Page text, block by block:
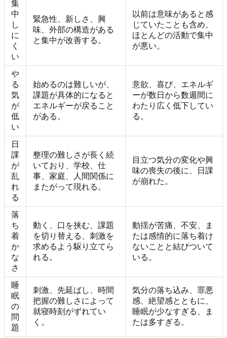
集
中
し
に
く
い
緊急性、新しさ、興
味、外部の構造がある
と集中が改善する。
以前は意味があると感
じていたことも含め、
ほとんどの活動で集中
が悪い。
や
る
気
が
低
い
始めるのは難しいが、
課題が具体的になると
エネルギーが戻ること
がある。
意欲、喜び、エネルギ
ーが数日から数週間に
わたり広く低下してい
る。
日
課
が
乱
れ
る
整理の難しさが長く続
いており、学校、仕
事、家庭、人間関係に
またがって現れる。
目立つ気分の変化や興
味の喪失の後に、日課
が崩れた。
落
ち
着
か
な
さ
動く、口を挟む、課題
を切り替える、刺激を
求めるよう駆り立てら
れる。
動揺が苦痛、不安、ま
たは感情的に落ち着け
ないことと結びついて
いる。
睡
眠
の
問
題
刺激、先延ばし、時間
把握の難しさによって
就寝時刻がずれてい
く。
気分の落ち込み、罪悪
感、絶望感とともに、
睡眠が少なすぎる、ま
たは多すぎる。